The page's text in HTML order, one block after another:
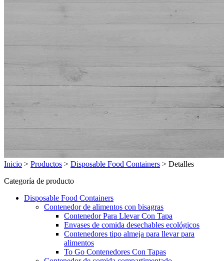
Inicio > Productos > Disposable Food Containers > Detalles
Categoría de producto
Disposable Food Containers
Contenedor de alimentos con bisagras
Contenedor Para Llevar Con Tapa
Envases de comida desechables ecológicos
Contenedores tipo almeja para llevar para
alimentos
To Go Contenedores Con Tapas